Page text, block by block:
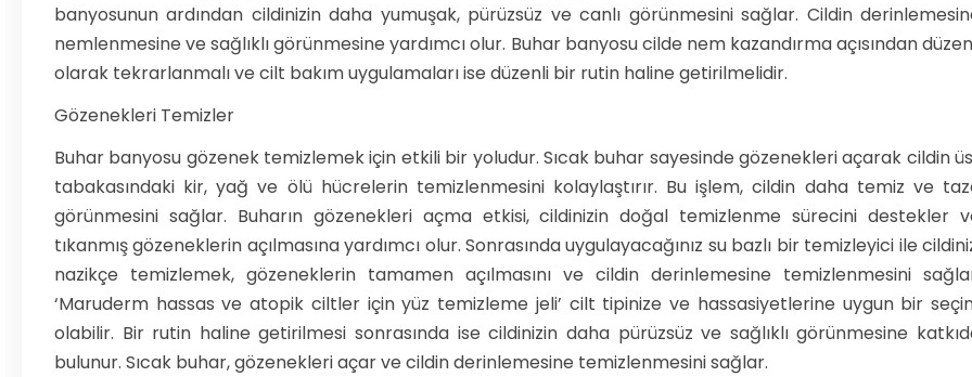
banyosunun ardından cildinizin daha yumuşak, pürüzsüz ve canlı görünmesini sağlar. Cildin
nemlenmesine ve sağlıklı görünmesine yardımcı olur. Buhar banyosu cilde nem kazandırma açısından
olarak tekrarlanmalı ve cilt bakım uygulamaları ise düzenli bir rutin haline getirilmelidir.
Gözenekleri Temizler
Buhar banyosu gözenek temizlemek için etkili bir yoludur. Sıcak buhar sayesinde gözenekleri açarak cildin
tabakasındaki kir, yağ ve ölü hücrelerin temizlenmesini kolaylaştırır. Bu işlem, cildin daha temiz ve
görünmesini sağlar. Buharın gözenekleri açma etkisi, cildinizin doğal temizlenme sürecini destekler
tıkanmış gözeneklerin açılmasına yardımcı olur. Sonrasında uygulayacağınız su bazlı bir temizleyici ile
nazikçe temizlemek, gözeneklerin tamamen açılmasını ve cildin derinlemesine temizlenmesini
‘Maruderm hassas ve atopik ciltler için yüz temizleme jeli’ cilt tipinize ve hassasiyetlerine uygun bir
olabilir. Bir rutin haline getirilmesi sonrasında ise cildinizin daha pürüzsüz ve sağlıklı görünmesine
bulunur. Sıcak buhar, gözenekleri açar ve cildin derinlemesine temizlenmesini sağlar.